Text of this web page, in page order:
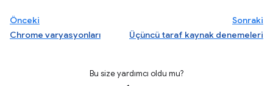
Önceki
Chrome varyasyonları
Sonraki
Üçüncü taraf kaynak denemeleri
Bu size yardımcı oldu mu?